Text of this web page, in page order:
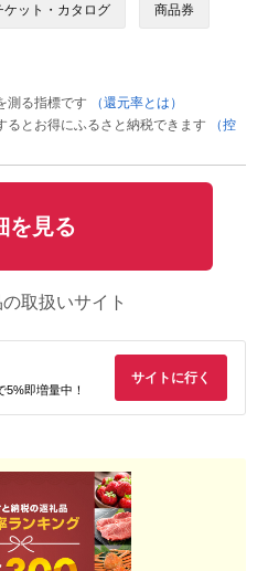
ケット・カタログ 商品券
測る指標です
（還元率とは）
とお得にふるさと納税できます
（控
を見る
取扱いサイト
即増量中！
サイトに行く